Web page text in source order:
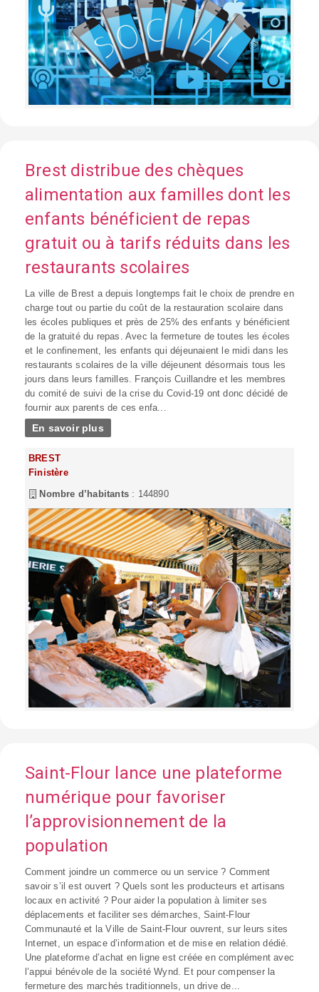
Brest distribue des chèques
alimentation aux familles dont les
enfants bénéficient de repas
gratuit ou à tarifs réduits dans les
restaurants scolaires
La ville de Brest a depuis longtemps fait le choix de prendre en
charge tout ou partie du coût de la restauration scolaire dans
les écoles publiques et près de 25% des enfants y bénéficient
de la gratuité du repas. Avec la fermeture de toutes les écoles
et le confinement, les enfants qui déjeunaient le midi dans les
restaurants scolaires de la ville déjeunent désormais tous les
jours dans leurs familles. François Cuillandre et les membres
du comité de suivi de la crise du Covid-19 ont donc décidé de
fournir aux parents de ces enfa...
En savoir plus
BREST
Finistère
Nombre d’habitants : 144890
Saint-Flour lance une plateforme
numérique pour favoriser
l’approvisionnement de la
population
Comment joindre un commerce ou un service ? Comment
savoir s’il est ouvert ? Quels sont les producteurs et artisans
locaux en activité ? Pour aider la population à limiter ses
déplacements et faciliter ses démarches, Saint-Flour
Communauté et la Ville de Saint-Flour ouvrent, sur leurs sites
Internet, un espace d’information et de mise en relation dédié.
Une plateforme d’achat en ligne est créée en complément avec
l’appui bénévole de la société Wynd. Et pour compenser la
fermeture des marchés traditionnels, un drive de...